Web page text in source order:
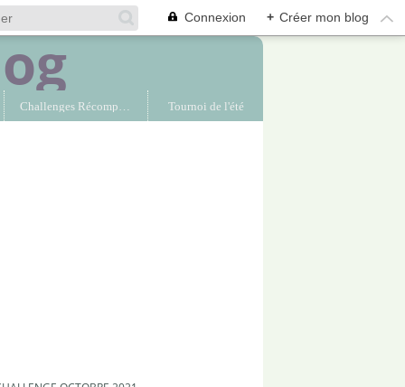
Connexion + Créer mon blog
Tournoi de l'été